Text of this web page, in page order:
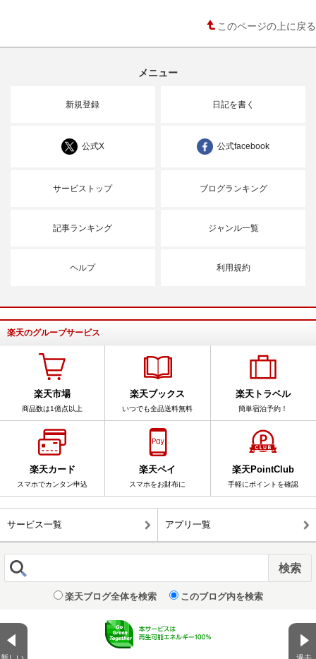
このページの上に戻る
メニュー
新規登録 日記を書く
公式X 公式facebook
サービストップ ブログランキング
記事ランキング ジャンル一覧
ヘルプ 利用規約
楽天のグループサービス
楽天市場
商品数は1億点以上
楽天ブックス
いつでも全品送料無料
楽天トラベル
簡単宿泊予約！
楽天カード
スマホでカンタン申込
楽天ペイ
スマホをお財布に
楽天PointClub
手軽にポイントを確認
サービス一覧 アプリ一覧
楽天ブログ全体を検索 このブログ内を検索